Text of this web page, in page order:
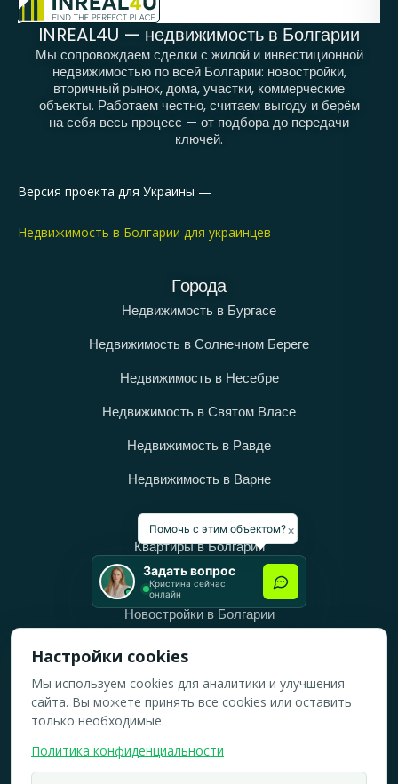
INREAL4U — недвижимость в Болгарии
Мы сопровождаем сделки с жилой и инвестиционной
недвижимостью по всей Болгарии: новостройки,
вторичный рынок, дома, участки, коммерческие
объекты. Работаем честно, считаем выгоду и берём
на себя весь процесс — от подбора до передачи
ключей.
Версия проекта для Украины —
Недвижимость в Болгарии для украинцев
Города
Недвижимость в Бургасе
Недвижимость в Солнечном Береге
Недвижимость в Несебре
Недвижимость в Святом Власе
Недвижимость в Равде
Недвижимость в Варне
Категории
Квартиры в Болгарии
Дома в Болгарии
Новостройки в Болгарии
Вторичное жильё в Болгарии
Рабочее время
ПН-ПТ: 10:00 — 18:00
ВС: Выходной
×
Помочь с этим объектом?
Задать вопрос
Кристина сейчас
онлайн
Настройки cookies
Мы используем cookies для аналитики и улучшения
сайта. Вы можете принять все cookies или оставить
только необходимые.
Политика конфиденциальности